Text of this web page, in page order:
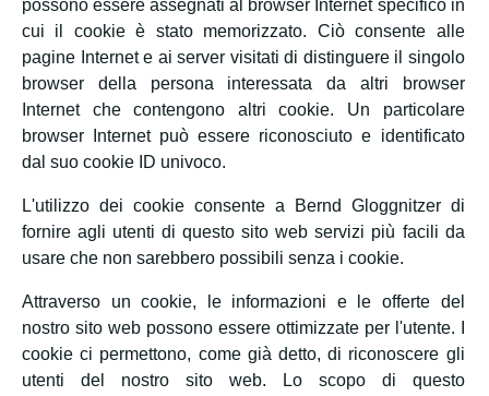
possono essere assegnati al browser Internet specifico in
cui il cookie è stato memorizzato. Ciò consente alle
pagine Internet e ai server visitati di distinguere il singolo
browser della persona interessata da altri browser
Internet che contengono altri cookie. Un particolare
browser Internet può essere riconosciuto e identificato
dal suo cookie ID univoco.
L'utilizzo dei cookie consente a Bernd Gloggnitzer di
fornire agli utenti di questo sito web servizi più facili da
usare che non sarebbero possibili senza i cookie.
Attraverso un cookie, le informazioni e le offerte del
nostro sito web possono essere ottimizzate per l'utente. I
cookie ci permettono, come già detto, di riconoscere gli
utenti del nostro sito web. Lo scopo di questo